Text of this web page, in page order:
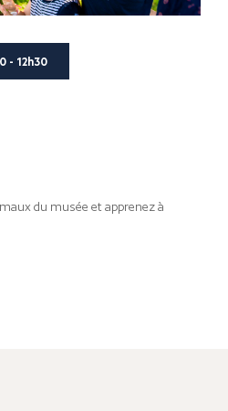
- 12h30
du musée et apprenez à